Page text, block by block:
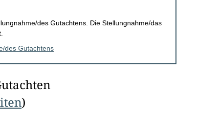
des Gutachtens. Die Stellungnahme/das
des Gutachtens
)